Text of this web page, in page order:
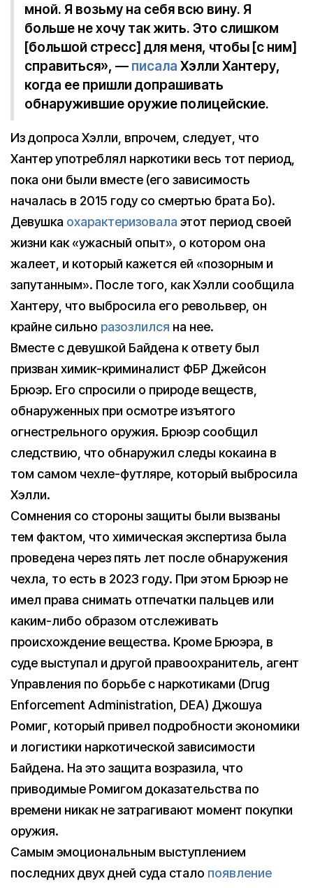
мной. Я возьму на себя всю вину. Я
больше не хочу так жить. Это слишком
[большой стресс] для меня, чтобы [с ним]
справиться», — писала Хэлли Хантеру,
когда ее пришли допрашивать
обнаружившие оружие полицейские.
Из допроса Хэлли, впрочем, следует, что
Хантер употреблял наркотики весь тот период,
пока они были вместе (его зависимость
началась в 2015 году со смертью брата Бо).
Девушка охарактеризовала этот период своей
жизни как «ужасный опыт», о котором она
жалеет, и который кажется ей «позорным и
запутанным». После того, как Хэлли сообщила
Хантеру, что выбросила его револьвер, он
крайне сильно разозлился на нее.
Вместе с девушкой Байдена к ответу был
призван химик-криминалист ФБР Джейсон
Брюэр. Его спросили о природе веществ,
обнаруженных при осмотре изъятого
огнестрельного оружия. Брюэр сообщил
следствию, что обнаружил следы кокаина в
том самом чехле-футляре, который выбросила
Хэлли.
Сомнения со стороны защиты были вызваны
тем фактом, что химическая экспертиза была
проведена через пять лет после обнаружения
чехла, то есть в 2023 году. При этом Брюэр не
имел права снимать отпечатки пальцев или
каким-либо образом отслеживать
происхождение вещества. Кроме Брюэра, в
суде выступал и другой правоохранитель, агент
Управления по борьбе с наркотиками (Drug
Enforcement Administration, DEA) Джошуа
Ромиг, который привел подробности экономики
и логистики наркотической зависимости
Байдена. На это защита возразила, что
приводимые Ромигом доказательства по
времени никак не затрагивают момент покупки
оружия.
Самым эмоциональным выступлением
последних двух дней суда стало появление